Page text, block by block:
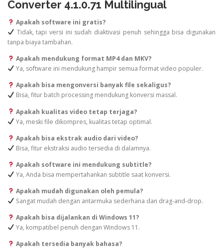
Converter 4.1.0.71 Multilingual
Apakah software ini gratis?
Tidak, tapi versi ini sudah diaktivasi penuh sehingga bisa digunakan
tanpa biaya tambahan.
Apakah mendukung format MP4 dan MKV?
Ya, software ini mendukung hampir semua format video populer.
Apakah bisa mengonversi banyak file sekaligus?
Bisa, fitur batch processing mendukung konversi massal.
Apakah kualitas video tetap terjaga?
Ya, meski file dikompres, kualitas tetap optimal.
Apakah bisa ekstrak audio dari video?
Bisa, fitur ekstraksi audio tersedia di dalamnya.
Apakah software ini mendukung subtitle?
Ya, Anda bisa mempertahankan subtitle saat konversi.
Apakah mudah digunakan oleh pemula?
Sangat mudah dengan antarmuka sederhana dan drag-and-drop.
Apakah bisa dijalankan di Windows 11?
Ya, kompatibel penuh dengan Windows 11.
Apakah tersedia banyak bahasa?